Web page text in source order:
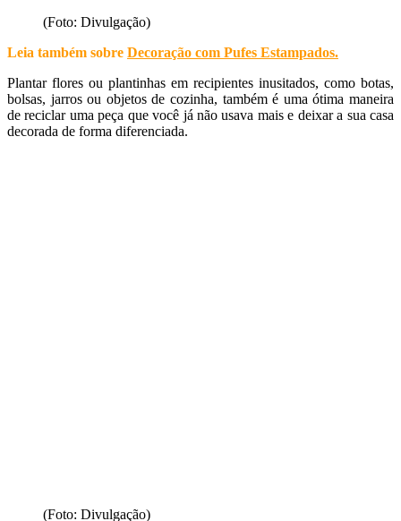
(Foto: Divulgação)
Leia também sobre Decoração com Pufes Estampados.
Plantar flores ou plantinhas em recipientes inusitados, como botas,
bolsas, jarros ou objetos de cozinha, também é uma ótima maneira
de reciclar uma peça que você já não usava mais e deixar a sua casa
decorada de forma diferenciada.
(Foto: Divulgação)